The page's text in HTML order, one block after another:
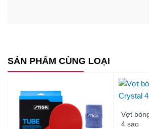
SẢN PHẨM CÙNG LOẠI
Vợt
4 sao